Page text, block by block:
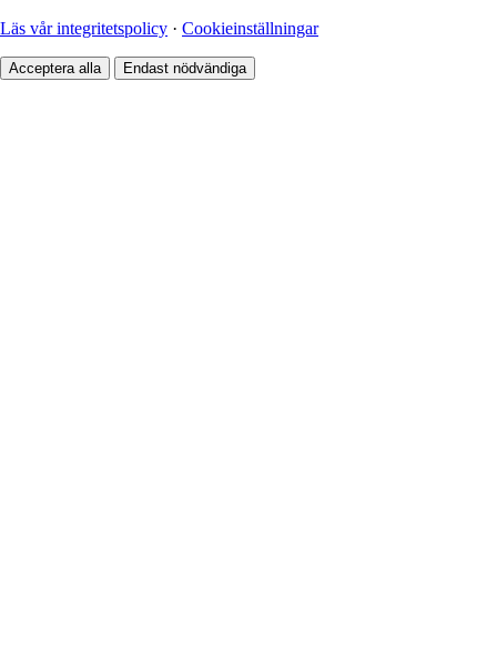
Läs vår integritetspolicy · Cookieinställningar
Acceptera alla Endast nödvändiga